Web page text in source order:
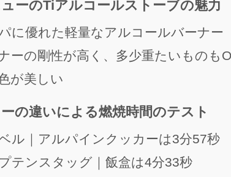
ーのTiアルコールストーブの魅力
に優れた軽量なアルコールバーナー
ーの剛性が高く、多少重たいものも
が美しい
の違いによる燃焼時間のテスト
ル｜アルパインクッカーは3分57秒
テンスタッグ｜飯盒は4分33秒